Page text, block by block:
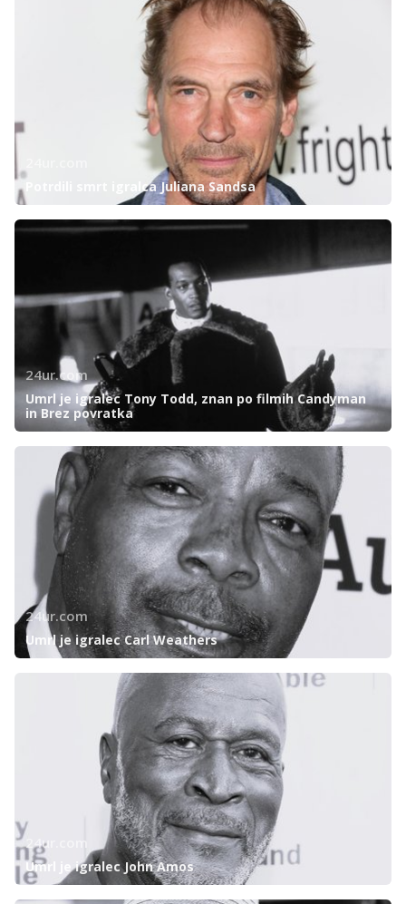
Potrdili smrt igralca Juliana Sandsa
24ur.com
Umrl je igralec Tony Todd, znan po filmih Candyman
in Brez povratka
24ur.com
Umrl je igralec Carl Weathers
24ur.com
Umrl je igralec John Amos